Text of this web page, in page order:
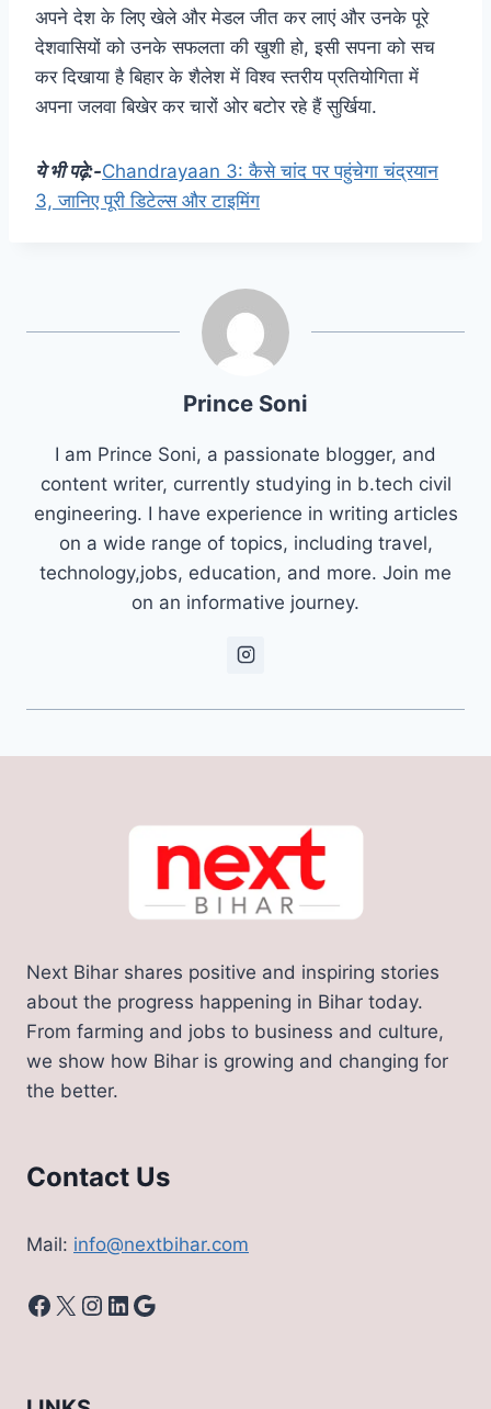
अपने देश के लिए खेले और मेडल जीत कर लाएं और उनके पूरे
देशवासियों को उनके सफलता की खुशी हो, इसी सपना को सच
कर दिखाया है बिहार के शैलेश में विश्व स्तरीय प्रतियोगिता में
अपना जलवा बिखेर कर चारों ओर बटोर रहे हैं सुर्खिया.
ये भी पढ़े:-Chandrayaan 3: कैसे चांद पर पहुंचेगा चंद्रयान
3, जानिए पूरी डिटेल्स और टाइमिंग
Prince Soni
I am Prince Soni, a passionate blogger, and
content writer, currently studying in b.tech civil
engineering. I have experience in writing articles
on a wide range of topics, including travel,
technology,jobs, education, and more. Join me
on an informative journey.
Next Bihar shares positive and inspiring stories
about the progress happening in Bihar today.
From farming and jobs to business and culture,
we show how Bihar is growing and changing for
the better.
Contact Us
Mail: info@nextbihar.com
Facebook
X Instagram
LinkedIn
Google